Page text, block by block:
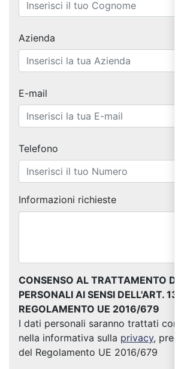
Azienda
E-mail
Telefono
Informazioni richieste
CONSENSO AL TRATTAMENTO
PERSONALI AI SENSI DELL'ART. 13
REGOLAMENTO UE 2016/679
I dati personali saranno trattati
nella informativa sulla privacy,
del Regolamento UE 2016/679